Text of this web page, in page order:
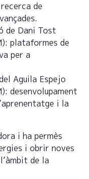
de
de Dani Tost
plataformes de
per a
Aguila Espejo
desenvolupament
i la
i ha permès
i obrir noves
de la